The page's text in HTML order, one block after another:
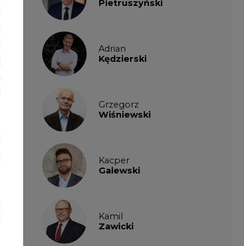
Pietruszyński
Adrian
Kędzierski
Grzegorz
Wiśniewski
Kacper
Galewski
Kamil
Zawicki